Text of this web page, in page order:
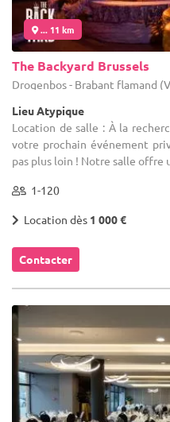
... 11 km
The Backyard Brussels
Drogenbos - Brabant flamand
Lieu Atypique
Location de salle : À la
votre prochain événement
pas plus loin ! Notre salle offre
1-120
Location dès 1 000 €
Contacter